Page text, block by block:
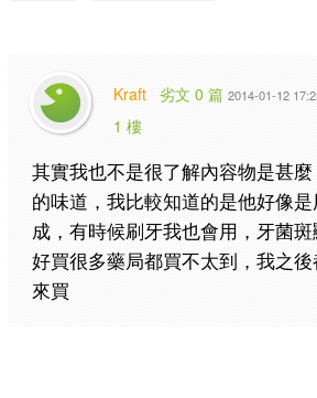
Kraft 劣文 0 篇 2014-01-12
1 樓
其實我也不是很了解內容物是甚
的味道，我比較知道的是他好像
成，有時候刷牙我也會用，牙菌
好買很多藥局都買不太到，我之
來買